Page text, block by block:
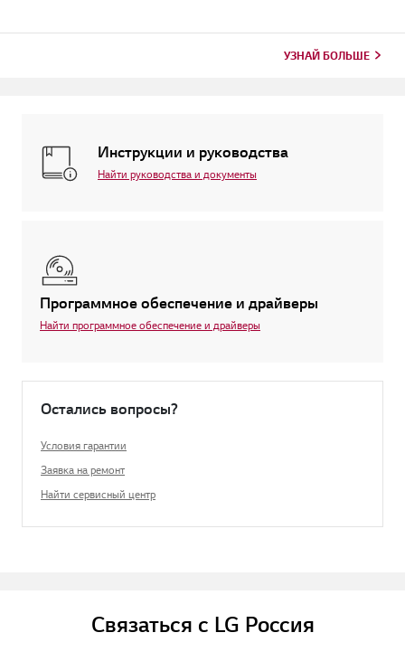
УЗНАЙ БОЛЬШЕ
Инструкции и руководства
Найти руководства и документы
Программное обеспечение и драйверы
Найти программное обеспечение и драйверы
Остались вопросы?
Условия гарантии
Заявка на ремонт
Найти сервисный центр
Связаться с LG Россия